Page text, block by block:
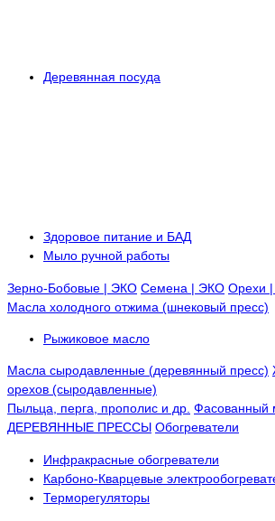
Деревянная посуда
Здоровое питание и БАД
Мыло ручной работы
Зерно-Бобовые | ЭКО Семена | ЭКО Орехи
Масла холодного отжима (шнековый пресс)
Рыжиковое масло
Масла сыродавленные (деревянный пресс)
орехов (сыродавленные)
Пыльца, перга, прополис и др. Фасованный
ДЕРЕВЯННЫЕ ПРЕССЫ Обогреватели
Инфракрасные обогреватели
Карбоно-Кварцевые
Терморегуляторы